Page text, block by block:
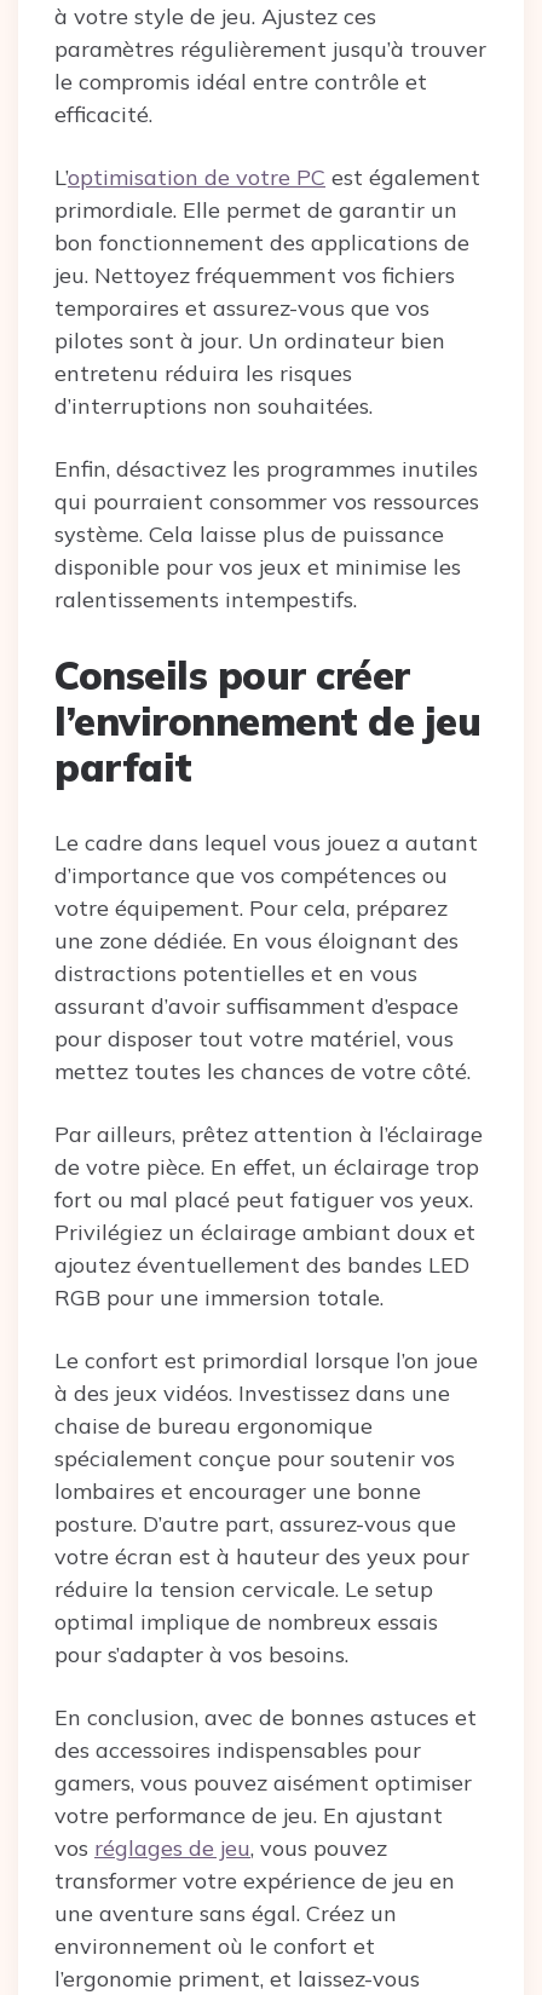
à votre style de jeu. Ajustez ces
paramètres régulièrement jusqu’à trouver
le compromis idéal entre contrôle et
efficacité.
L’optimisation de votre PC est également
primordiale. Elle permet de garantir un
bon fonctionnement des applications de
jeu. Nettoyez fréquemment vos fichiers
temporaires et assurez-vous que vos
pilotes sont à jour. Un ordinateur bien
entretenu réduira les risques
d’interruptions non souhaitées.
Enfin, désactivez les programmes inutiles
qui pourraient consommer vos ressources
système. Cela laisse plus de puissance
disponible pour vos jeux et minimise les
ralentissements intempestifs.
Conseils pour créer
l’environnement de jeu
parfait
Le cadre dans lequel vous jouez a autant
d’importance que vos compétences ou
votre équipement. Pour cela, préparez
une zone dédiée. En vous éloignant des
distractions potentielles et en vous
assurant d’avoir suffisamment d’espace
pour disposer tout votre matériel, vous
mettez toutes les chances de votre côté.
Par ailleurs, prêtez attention à l’éclairage
de votre pièce. En effet, un éclairage trop
fort ou mal placé peut fatiguer vos yeux.
Privilégiez un éclairage ambiant doux et
ajoutez éventuellement des bandes LED
RGB pour une immersion totale.
Le confort est primordial lorsque l’on joue
à des jeux vidéos. Investissez dans une
chaise de bureau ergonomique
spécialement conçue pour soutenir vos
lombaires et encourager une bonne
posture. D’autre part, assurez-vous que
votre écran est à hauteur des yeux pour
réduire la tension cervicale. Le setup
optimal implique de nombreux essais
pour s’adapter à vos besoins.
En conclusion, avec de bonnes astuces et
des accessoires indispensables pour
gamers, vous pouvez aisément optimiser
votre performance de jeu. En ajustant
vos réglages de jeu, vous pouvez
transformer votre expérience de jeu en
une aventure sans égal. Créez un
environnement où le confort et
l’ergonomie priment, et laissez-vous